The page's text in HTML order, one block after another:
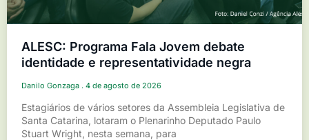
ALESC: Programa Fala Jovem debate
identidade e representatividade negra
Danilo Gonzaga 4 de agosto de 2026
Estagiários de vários setores da Assembleia Legislativa de
Santa Catarina, lotaram o Plenarinho Deputado Paulo
Stuart Wright, nesta semana, para